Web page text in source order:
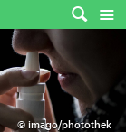
© imago/photothek